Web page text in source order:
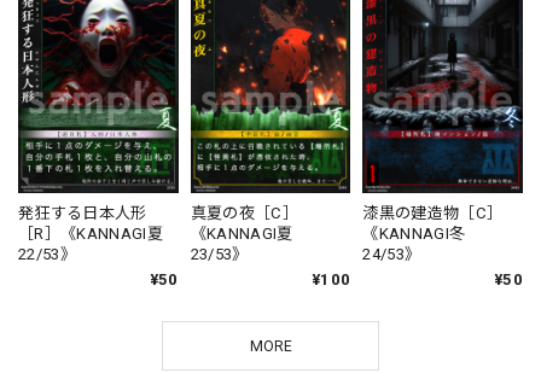
発狂する日本人形
［R］《KANNAGI夏
22/53》
¥50
真夏の夜［C］
《KANNAGI夏
23/53》
¥100
漆黒の建造物［C］
《KANNAGI冬
24/53》
¥50
MORE